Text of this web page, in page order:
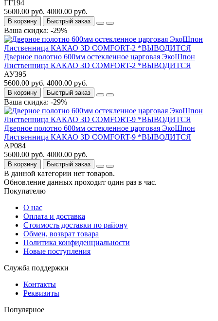
ГГ194
5600.00 руб. 4000.00 руб.
В корзину Быстрый заказ
Ваша скидка: -29%
Дверное полотно 600мм остекленное царговая ЭкоШпон
Лиственница КАКАО 3D COMFORT-2 *ВЫВОДИТСЯ
АУ395
5600.00 руб. 4000.00 руб.
В корзину Быстрый заказ
Ваша скидка: -29%
Дверное полотно 600мм остекленное царговая ЭкоШпон
Лиственница КАКАО 3D COMFORT-9 *ВЫВОДИТСЯ
АР084
5600.00 руб. 4000.00 руб.
В корзину Быстрый заказ
В данной категории нет товаров.
Обновление данных проходит один раз в час.
Покупателю
О нас
Оплата и доставка
Стоимость доставки по району
Обмен, возврат товара
Политика конфиденциальности
Новые поступления
Служба поддержки
Контакты
Реквизиты
Популярное